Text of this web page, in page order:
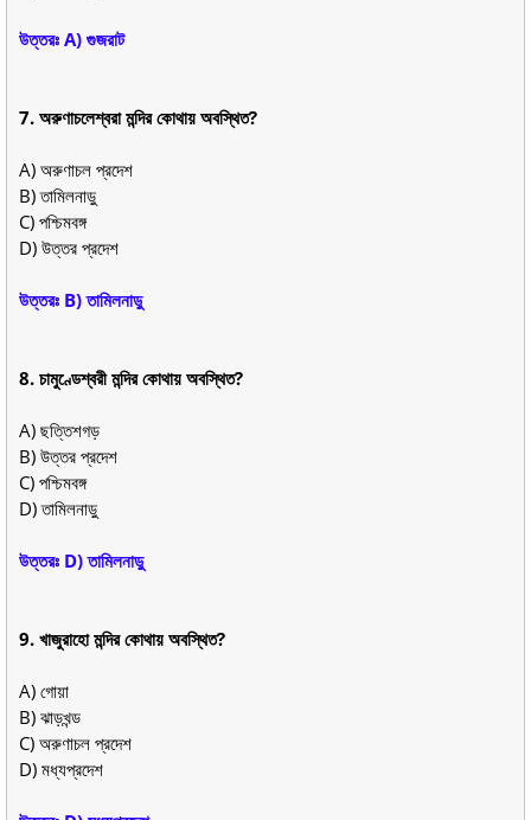
উত্তরঃ A) গুজরাট
7. অরুণাচলেশ্বরা মন্দির কোথায় অবস্থিত?
A) অরুণাচল প্রদেশ
B) তামিলনাড়ু
C) পশ্চিমবঙ্গ
D) উত্তর প্রদেশ
উত্তরঃ B) তামিলনাড়ু
8. চামুণ্ডেশ্বরী মন্দির কোথায় অবস্থিত?
A) ছত্তিশগড়
B) উত্তর প্রদেশ
C) পশ্চিমবঙ্গ
D) তামিলনাড়ু
উত্তরঃ D) তামিলনাড়ু
9. খাজুরাহো মন্দির কোথায় অবস্থিত?
A) গোয়া
B) ঝাড়খন্ড
C) অরুণাচল প্রদেশ
D) মধ্যপ্রদেশ